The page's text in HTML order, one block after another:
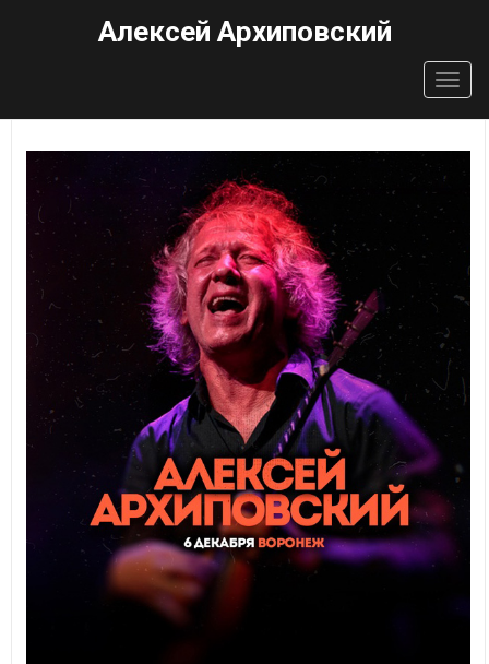
Алексей Архиповский